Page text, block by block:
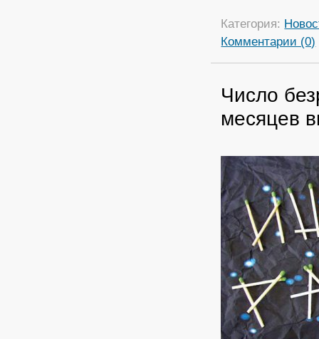
Категория:
Комментарии (0)
Число
месяцев